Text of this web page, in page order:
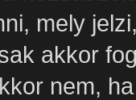
mely
akkor
nem,